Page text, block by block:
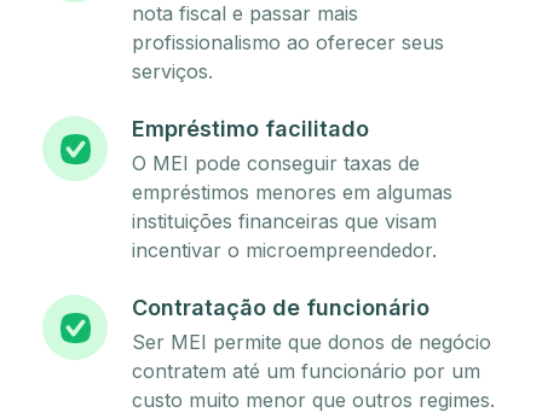
nota fiscal e passar mais
profissionalismo ao oferecer seus
serviços.
Empréstimo facilitado
O MEI pode conseguir taxas de
empréstimos menores em algumas
instituições financeiras que visam
incentivar o microempreendedor.
Contratação de funcionário
Ser MEI permite que donos de negócio
contratem até um funcionário por um
custo muito menor que outros regimes.